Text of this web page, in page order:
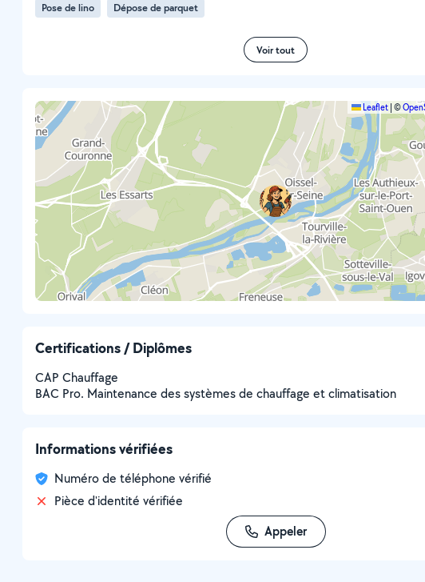
Pose de lino
Dépose de parquet
Voir tout
Leaflet ©
Certifications / Diplômes
CAP Chauffage
BAC Pro. Maintenance des systèmes de chauffage et climatisation
Informations vérifiées
Numéro de téléphone vérifié
Pièce d'identité vérifiée
Appeler